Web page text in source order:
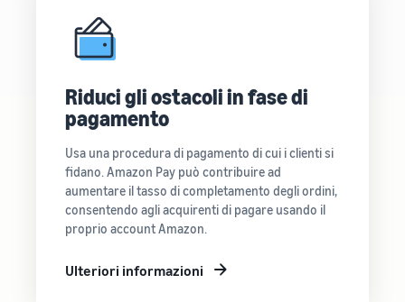
Riduci gli ostacoli in fase di
pagamento
Usa una procedura di pagamento di cui i clienti si
fidano. Amazon Pay può contribuire ad
aumentare il tasso di completamento degli ordini,
consentendo agli acquirenti di pagare usando il
proprio account Amazon.
Ulteriori informazioni